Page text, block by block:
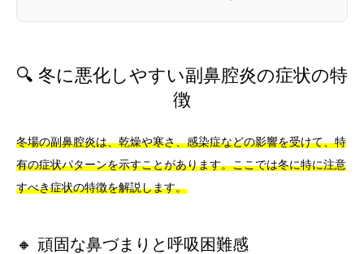
🔍 冬に悪化しやすい副鼻腔炎の症状の特
徴
冬場の副鼻腔炎は、乾燥や寒さ、感染症などの影響を受けて、特
有の症状パターンを示すことがあります。ここでは冬に特に注意
すべき症状の特徴を解説します。
🔸 頑固な鼻づまりと呼吸困難感